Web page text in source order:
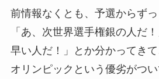
前情報なくとも、予選からずっ
「あ、次世界選手権銀の人だ
早い人だ！」とか分かってきて
オリンピックという優劣がつい